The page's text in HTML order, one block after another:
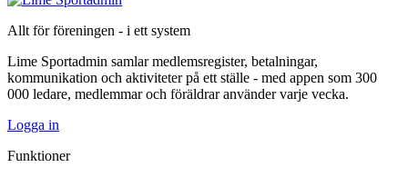
Allt för föreningen - i ett system
Lime Sportadmin samlar medlemsregister, betalningar,
kommunikation och aktiviteter på ett ställe - med appen som 300
000 ledare, medlemmar och föräldrar använder varje vecka.
Logga in
Funktioner